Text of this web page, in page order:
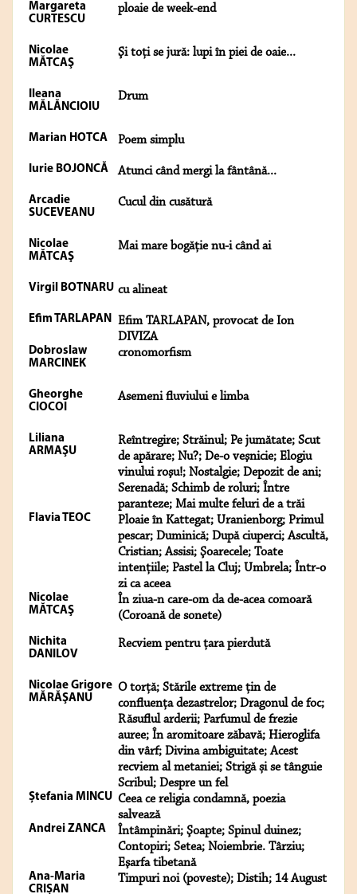
Margareta
CURTESCU
ploaie de week-end
Nicolae
MĂTCAŞ
Şi toţi se jură: lupi în piei de oaie...
Ileana
MĂLĂNCIOIU
Drum
Marian HOTCA Poem simplu
Iurie BOJONCĂ Atunci când mergi la fântână...
Arcadie
SUCEVEANU
Cucul din cusătură
Nicolae
MĂTCAŞ
Mai mare bogăţie nu-i când ai
Virgil BOTNARU cu alineat
Efim TARLAPAN Efim TARLAPAN, provocat de Ion
DIVIZA
Dobroslaw
MARCINEK
cronomorfism
Gheorghe
CIOCOI
Asemeni fluviului e limba
Liliana
ARMAŞU
Reîntregire; Străinul; Pe jumătate; Scut
de apărare; Nu?; De-o veşnicie; Elogiu
vinului roşu!; Nostalgie; Depozit de ani;
Serenadă; Schimb de roluri; Între
paranteze; Mai multe feluri de a trăi
Flavia TEOC
Ploaie în Kattegat; Uranienborg; Primul
pescar; Duminică; După ciuperci; Ascultă,
Cristian; Assisi; Şoarecele; Toate
intenţiile; Pastel la Cluj; Umbrela; Într-o
zi ca aceea
Nicolae
MĂTCAŞ
În ziua-n care-om da de-acea comoară
(Coroană de sonete)
Nichita
DANILOV
Recviem pentru țara pierdută
Nicolae Grigore
MĂRĂŞANU
O torță; Stările extreme țin de
confluența dezastrelor; Dragonul de foc;
Răsuflul arderii; Parfumul de frezie
auree; În aromitoare zăbavă; Hieroglifa
din vârf; Divina ambiguitate; Acest
recviem al metaniei; Strigă și se tânguie
Scribul; Despre un fel
Ștefania MINCU Ceea ce religia condamnă, poezia
salvează
Andrei ZANCA
Întâmpinări; Şoapte; Spinul duinez;
Contopiri; Setea; Noiembrie. Târziu;
Eşarfa tibetană
Ana-Maria
CRIȘAN
Timpuri noi (poveste); Distih; 14 August